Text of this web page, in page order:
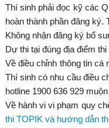
Thí sinh phải đọc kỹ các
hoàn thành phần đăng ký.
Không nhận đăng ký bổ
Dự thi tại đúng địa điểm
Về điều chỉnh thông tin cá
Thí sinh có nhu cầu điều
hotline 1900 636 929
Về hành vi vi phạm quy
thi TOPIK và hướng dẫn